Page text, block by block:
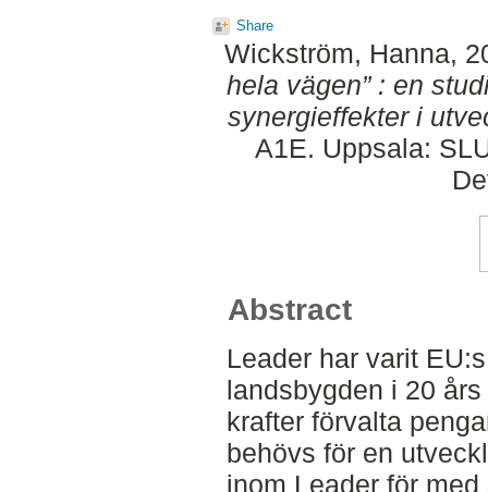
Share
Wickström, Hanna,
hela vägen” : en
synergieffekter i
A1E. Uppsala:
Abstract
Leader har varit
landsbygden i 20
krafter förvalta
behövs för en
inom Leader för